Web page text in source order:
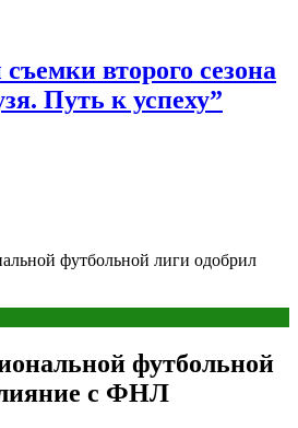
второго сезона
Путь к успеху”
футбольной лиги одобрил
футбольной
с ФНЛ